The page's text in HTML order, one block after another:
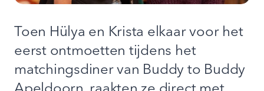
Toen Hülya en Krista elkaar voor het
eerst ontmoetten tijdens het
matchingsdiner van Buddy to Buddy